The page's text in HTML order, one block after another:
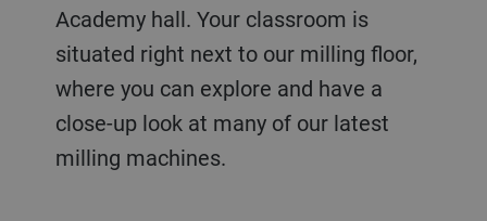
Academy hall. Your classroom is
situated right next to our milling floor,
where you can explore and have a
close-up look at many of our latest
milling machines.